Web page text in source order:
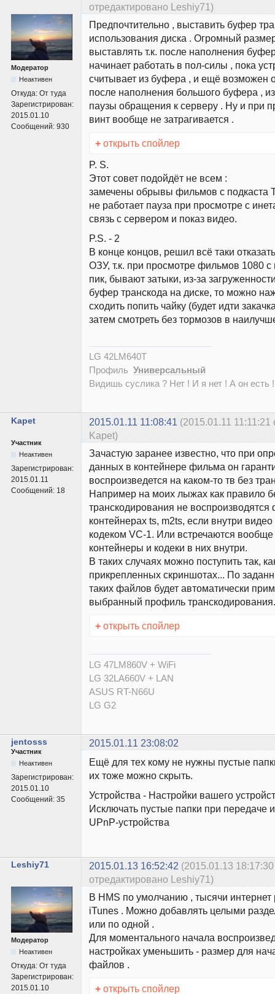
отредактировано Leshiy71)
Модератор
Неактивен
Откуда: От туда
Зарегистрирован:
2015.01.10
Сообщений: 930
Предпочтительно , выставить буфер
использования диска . Огромный
выставлять т.к. после наполнения
начинает работать в пол-силы , пока
считывает из буфера , и ещё возможен
после наполнения большого буфера ,
паузы обращения к серверу . Ну и при
винт вообще не затрагивается .
+ открыть спойлер
P. S.
Этот совет подойдёт не всем :
замечены обрывы фильмов с подкаста
не работает пауза при просмотре с
связь с сервером и показ видео.
P.S. - 2
В конце концов, решил всё таки
ОЗУ, т.к. при просмотре фильмов 1080 с
пик, бывают затыки, из-за
буфер транскода на диске, то можно
сходить попить чайку (будет идти
затем смотреть без тормозов в
LG 42LM640T
Профиль Универсальный
Видишь суслика ? Нет ! И я нет ! А он есть
Kapet 2015.01.11 11:08:41 (2015.01.11 11:11:21
Kapet)
Участник
Неактивен
Зарегистрирован:
2015.01.11
Сообщений: 18
Зачастую заранее известно, что при
данных в контейнере фильма он
воспроизведется на каком-то тв без
Например на моих лыжах как правило
транскодирования не
контейнерах ts, m2ts, если внутри
кодеком VC-1. Или встречаются вообще
контейнеры и кодеки в них внутри.
В таких случаях можно поступить так,
прикрепленных скриншотах... По
таких файлов будет автоматически
выбранный профиль
+ открыть спойлер
LG 47LM860V + WiFi
LG 32LA660V + LAN
ASUS RT-N66U
LG G2
jentosss 2015.01.11 23:08:02
Участник
Неактивен
Зарегистрирован:
2015.01.10
Сообщений: 35
Ещё для тех кому не нужны пустые
их тоже можно скрыть.
Устройства - Настройки вашего
Исключать пустые папки при передаче
UPnP-устройства
Leshiy71 2015.01.13 16:52:42 (2015.01.13 18:17:30
отредактировано Leshiy71)
Модератор
Неактивен
Откуда: От туда
Зарегистрирован:
2015.01.10
В HMS по умолчанию , тысячи интернет
iTunes . Можно добавлять целыми
или по одной .
Для моментального начала
настройках уменьшить - размер для
файлов .
+ открыть спойлер